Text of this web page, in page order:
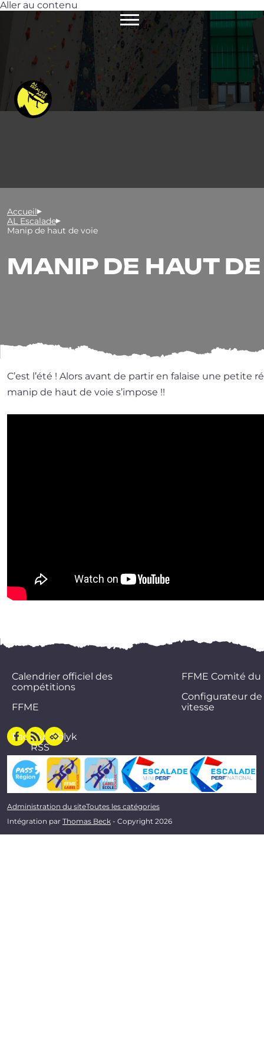
Aller au contenu
Menu
Accueil
AL Escalade
Manip de haut de voie
MANIP DE HAUT
C’est l’é­té ! Alors avant de par­tir en falaise une petite
manip de haut de voie s’impose !!
Calendrier officiel des
compétitions
FFME
FFME Comité du
Configurateur de
vitesse
Facebook
Flux
RSS
Oblyk
Administration du siteToutes les catégories
Intégration par Thomas Beck - Copyright 2026